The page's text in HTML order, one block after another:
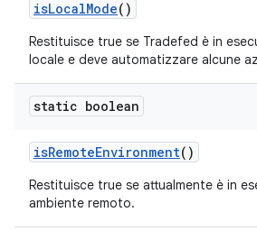
isLocalMode()
Restituisce true se Tradefed è in
locale e deve automatizzare alcune
static boolean
isRemoteEnvironment()
Restituisce true se attualmente è in
ambiente remoto.